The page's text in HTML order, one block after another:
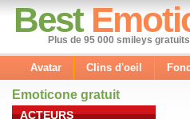
Best
Plus de 95 000 smileys
Avatar Clins d'oeil
Emoticone gratuit
ACTEURS